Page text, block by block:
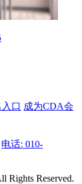
口 成为CDA会
电话: 010-
Rights Reserved.